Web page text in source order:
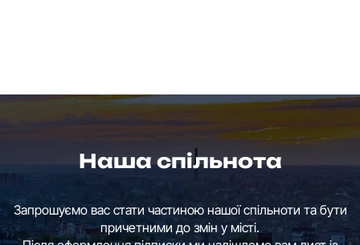
Наша спільнота
Запрошуємо вас стати частиною нашої спільноти та бути
причетними до змін у місті.